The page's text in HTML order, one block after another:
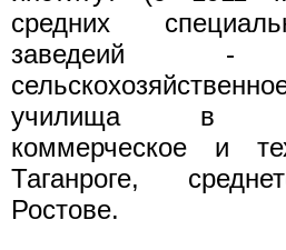
средних
заведеий -
училища в
коммерческое и
Таганроге,
Ростове.